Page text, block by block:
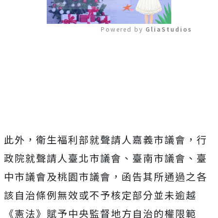
Powered by GliaStudios
此外，衛生福利部就聲請人嘉義市議會，行
政院就聲請人臺北市議會、臺南市議會、臺
中市議會及桃園市議會，函告其所通過之各
該自治條例無效或不予核定部分並未逾越
《憲法》賦予中央監督地方自治的權限範